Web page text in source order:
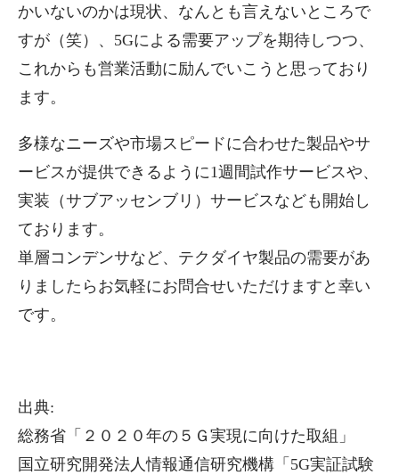
かいないのかは現状、なんとも言えないところで
すが（笑）、5Gによる需要アップを期待しつつ、
これからも営業活動に励んでいこうと思っており
ます。
多様なニーズや市場スピードに合わせた製品やサ
ービスが提供できるように1週間試作サービスや、
実装（サブアッセンブリ）サービスなども開始し
ております。
単層コンデンサなど、テクダイヤ製品の需要があ
りましたらお気軽にお問合せいただけますと幸い
です。
出典:
総務省 「２０２０年の５Ｇ実現に向けた取組」
国立研究開発法人情報通信研究機構 「5G実証試験